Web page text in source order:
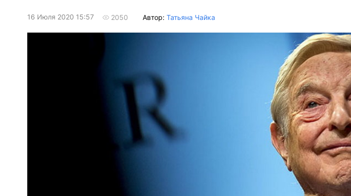
16 Июля 2020 15:57 2050 Автор: Татьяна Чайка